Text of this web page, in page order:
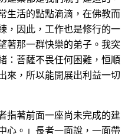
生活的點點滴滴，在佛教而
，因此，工作也是修行的一
著那一群快樂的弟子。我突
：菩薩不畏任何困難，恒順
來，所以能開展出利益一切
指著前面一座尚未完成的建
心。」長者一面說，一面帶